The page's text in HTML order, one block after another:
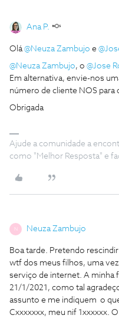
Ana P.
Olá@Neuza Zambujo e
@Neuza Zambujo, o @Jose
Em alternativa, envie-nos
número de cliente NOS para
Obrigada
Ajude a comunidade a
como "Melhor Resposta" e
N Neuza Zambujo
Boa tarde. Pretendo
wtf dos meus filhos, uma
serviço de internet. A minha
21/1/2021, como tal
assunto e me indiquem o
Cxxxxxxx, meu nif 1xxxxxx.